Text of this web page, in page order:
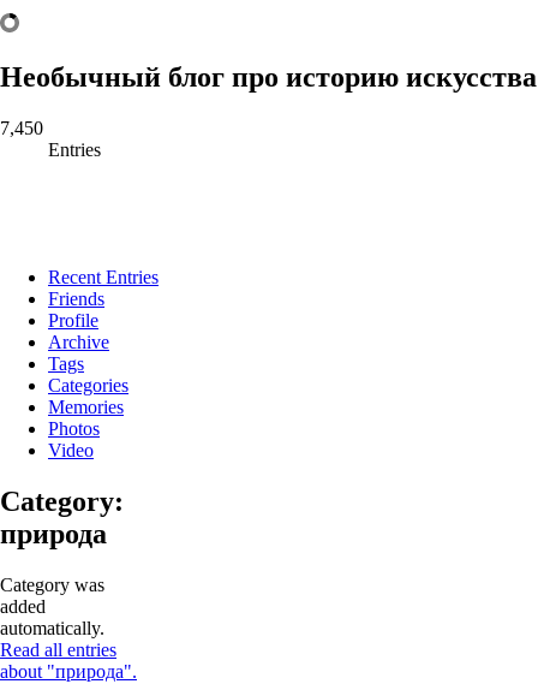
Необычный блог про историю искусства
7,450
Entries
Recent Entries
Friends
Profile
Archive
Tags
Categories
Memories
Photos
Video
Category:
природа
Category was
added
automatically.
Read all entries
about "природа".